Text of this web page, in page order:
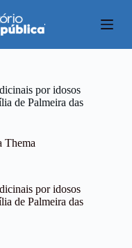
por idosos
de Palmeira das
Thema
por idosos
de Palmeira das